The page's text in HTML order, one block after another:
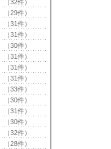
（32件）
（29件）
（31件）
（31件）
（30件）
（31件）
（31件）
（31件）
（33件）
（30件）
（31件）
（30件）
（32件）
（28件）